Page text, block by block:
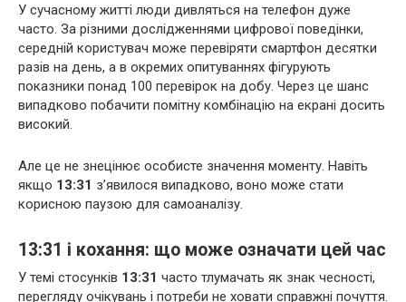
У сучасному житті люди дивляться на телефон дуже
часто. За різними дослідженнями цифрової поведінки,
середній користувач може перевіряти смартфон десятки
разів на день, а в окремих опитуваннях фігурують
показники понад 100 перевірок на добу. Через це шанс
випадково побачити помітну комбінацію на екрані досить
високий.
Але це не знецінює особисте значення моменту. Навіть
якщо 13:31 з’явилося випадково, воно може стати
корисною паузою для самоаналізу.
13:31 і кохання: що може означати цей час
У темі стосунків 13:31 часто тлумачать як знак чесності,
перегляду очікувань і потреби не ховати справжні почуття.